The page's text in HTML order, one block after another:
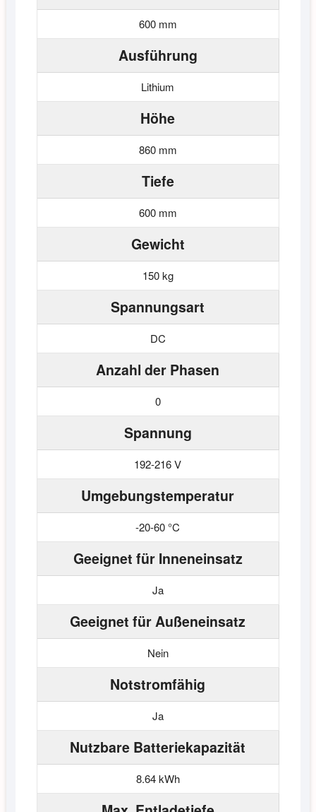
600 mm
Ausführung
Lithium
Höhe
860 mm
Tiefe
600 mm
Gewicht
150 kg
Spannungsart
DC
Anzahl der Phasen
0
Spannung
192-216 V
Umgebungstemperatur
-20-60 °C
Geeignet für Inneneinsatz
Ja
Geeignet für Außeneinsatz
Nein
Notstromfähig
Ja
Nutzbare Batteriekapazität
8.64 kWh